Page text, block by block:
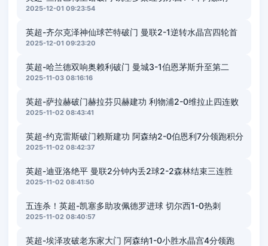
2025-12-01 09:23:54
英超-齐尔克泽神仙球芒特破门 曼联2-1逆转水晶宫四轮首
2025-12-01 09:23:20
英超-哈兰德双响奥赖利破门 曼城3-1伯恩茅斯升至第二
2025-11-03 08:16:16
英超-萨拉赫破门赫拉芬贝赫建功 利物浦2-0维拉止四连败
2025-11-02 08:43:41
英超-约克雷斯破门赖斯建功 阿森纳2-0伯恩利7分领跑积分
2025-11-02 08:42:37
英超-迪亚洛绝平 曼联2分钟内丢2球2-2森林结束三连胜
2025-11-02 08:41:50
五连杀！英超-凯塞多助攻佩德罗进球 切尔西1-0热刺
2025-11-02 08:40:57
英超-埃泽攻破老东家大门 阿森纳1-0小胜水晶宫4分领跑